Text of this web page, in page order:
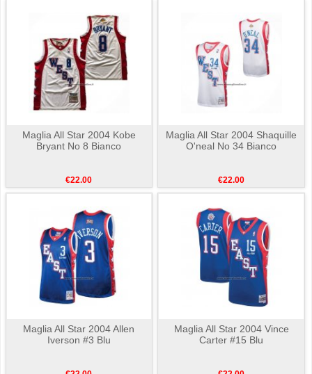
Maglia All Star 2004 Kobe
Bryant No 8 Bianco
€22.00
Maglia All Star 2004 Shaquille
O'neal No 34 Bianco
€22.00
Maglia All Star 2004 Allen
Iverson #3 Blu
Maglia All Star 2004 Vince
Carter #15 Blu